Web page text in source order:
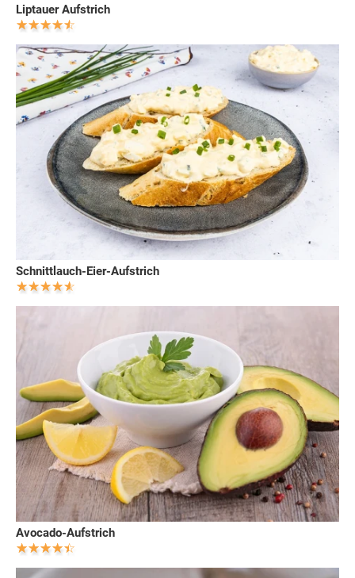
Liptauer Aufstrich
Schnittlauch-Eier-Aufstrich
Avocado-Aufstrich